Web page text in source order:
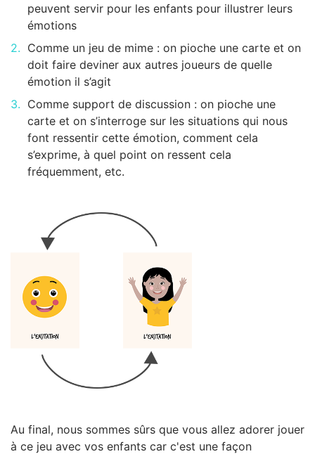
peuvent servir pour les enfants pour illustrer leurs
émotions
Comme un jeu de mime : on pioche une carte et on
doit faire deviner aux autres joueurs de quelle
émotion il s’agit
Comme support de discussion : on pioche une
carte et on s’interroge sur les situations qui nous
font ressentir cette émotion, comment cela
s’exprime, à quel point on ressent cela
fréquemment, etc.
Au final, nous sommes sûrs que vous allez adorer jouer
à ce jeu avec vos enfants car c'est une façon